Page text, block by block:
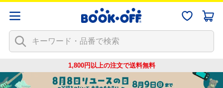
1,800円以上の注文で送料無料